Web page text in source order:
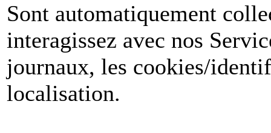
Sont automatiquement
interagissez avec nos
journaux, les cookies/
localisation.